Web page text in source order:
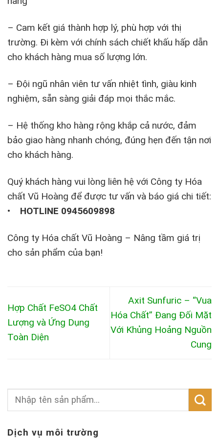
– Cam kết giá thành hợp lý, phù hợp với thị
trường. Đi kèm với chính sách chiết khấu hấp dẫn
cho khách hàng mua số lượng lớn.
– Đội ngũ nhân viên tư vấn nhiệt tình, giàu kinh
nghiệm, sẵn sàng giải đáp mọi thắc mắc.
– Hệ thống kho hàng rộng khắp cả nước, đảm
bảo giao hàng nhanh chóng, đúng hẹn đến tận nơi
cho khách hàng.
Quý khách hàng vui lòng liên hệ với Công ty Hóa
chất Vũ Hoàng để được tư vấn và báo giá chi tiết:
• HOTLINE 0945609898
Công ty Hóa chất Vũ Hoàng – Nâng tầm giá trị
cho sản phẩm của bạn!
Hợp Chất FeSO4 Chất
Lượng và Ứng Dụng
Toàn Diện
Axit Sunfuric – “Vua
Hóa Chất” Đang Đối Mặt
Với Khủng Hoảng Nguồn
Cung
Dịch vụ môi trường